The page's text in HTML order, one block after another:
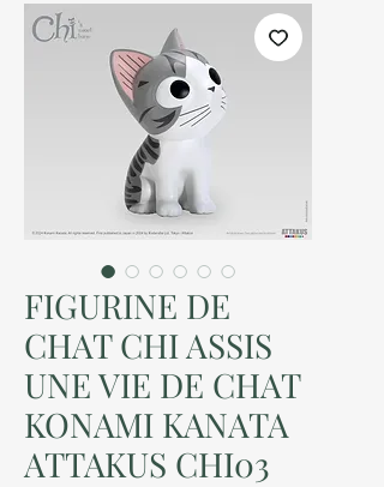
FIGURINE DE
CHAT CHI ASSIS
UNE VIE DE CHAT
KONAMI KANATA
ATTAKUS CHI03